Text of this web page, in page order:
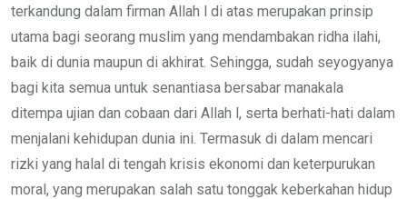
terkandung dalam firman Allah l di atas merupakan prinsip
utama bagi seorang muslim yang mendambakan ridha ilahi,
baik di dunia maupun di akhirat. Sehingga, sudah seyogyanya
bagi kita semua untuk senantiasa bersabar manakala
ditempa ujian dan cobaan dari Allah l, serta berhati-hati dalam
menjalani kehidupan dunia ini. Termasuk di dalam mencari
rizki yang halal di tengah krisis ekonomi dan keterpurukan
moral, yang merupakan salah satu tonggak keberkahan hidup